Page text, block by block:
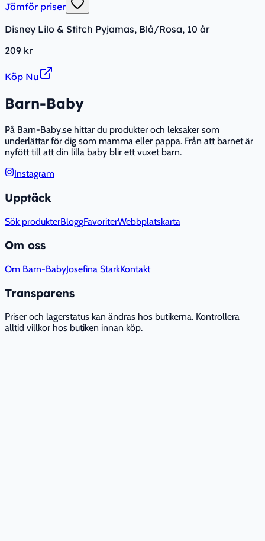
Jämför priser
Disney Lilo & Stitch Pyjamas, Blå/Rosa, 10 år
209 kr
Köp Nu
Barn-Baby
På Barn-Baby.se hittar du produkter och leksaker som
underlättar för dig som mamma eller pappa. Från att barnet är
nyfött till att din lilla baby blir ett vuxet barn.
Instagram
Upptäck
Sök produkterBloggFavoriterWebbplatskarta
Om oss
Om Barn-BabyJosefina StarkKontakt
Transparens
Priser och lagerstatus kan ändras hos butikerna. Kontrollera
alltid villkor hos butiken innan köp.